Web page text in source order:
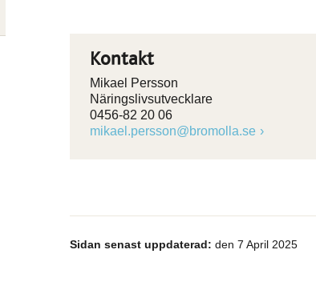
Kontakt
Mikael Persson
Näringslivsutvecklare
0456-82 20 06
mikael.persson@bromolla.se
Sidan senast uppdaterad: den 7 April 2025